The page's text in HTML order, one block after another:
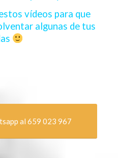
vídeos para que
algunas de tus
al 659 023 967